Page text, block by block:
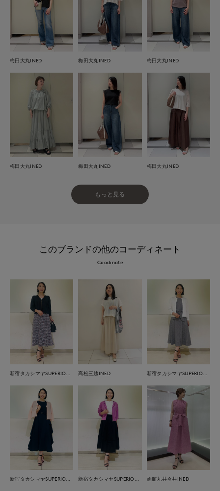
梅田大丸INED 梅田大丸INED 梅田大丸INED
梅田大丸INED 梅田大丸INED 梅田大丸INED
もっと見る
このブランドの他のコーディネート
Coodinate
高松三越INED
函館丸井今井INED